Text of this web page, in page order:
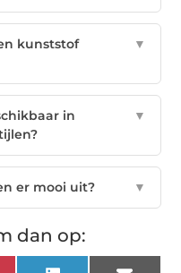
kunststof
▼
in
▼
er mooi uit? ▼
dan op: